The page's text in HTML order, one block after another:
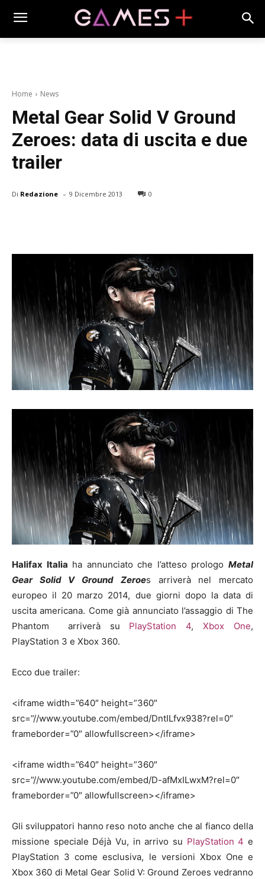
Home News
Metal Gear Solid V Ground
Zeroes: data di uscita e due
trailer
Di Redazione - 9 Dicembre 2013 0
Halifax Italia ha annunciato che l’atteso prologoMetal
Gear Solid V Ground Zeroes arriverà nel mercato
europeo il 20 marzo 2014, due giorni dopo la data di
uscita americana. Come già annunciato l’assaggio di The
Phantom arriverà su PlayStation 4,Xbox One,
PlayStation 3 e Xbox 360.
Ecco due trailer:
<iframe width=”640″ height=”360″
src=”//www.youtube.com/embed/DntILfvx938?rel=0″
frameborder=”0″ allowfullscreen></iframe>
<iframe width=”640″ height=”360″
src=”//www.youtube.com/embed/D-afMxILwxM?rel=0″
frameborder=”0″ allowfullscreen></iframe>
Gli sviluppatori hanno reso noto anche che al fianco della
missione speciale Déjà Vu, in arrivo su PlayStation 4 e
PlayStation 3 come esclusiva, le versioni Xbox One e
Xbox 360 di Metal Gear Solid V: Ground Zeroes vedranno